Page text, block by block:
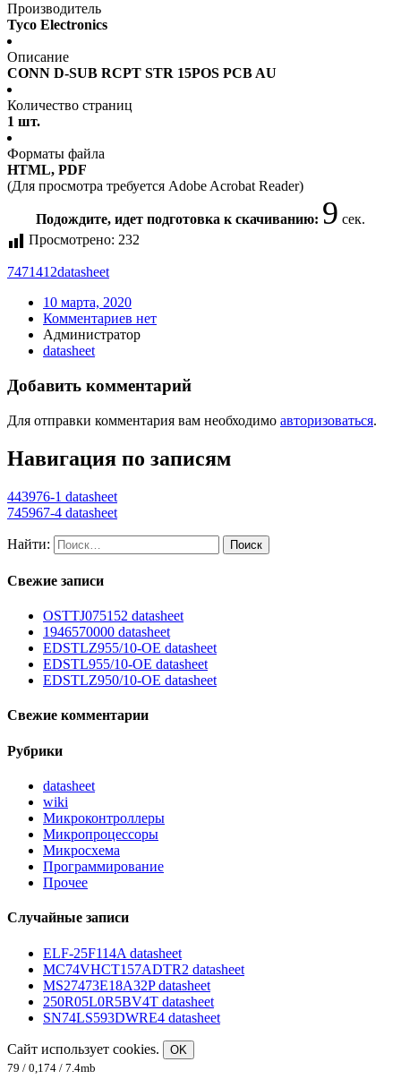
Производитель
Tyco Electronics
Описание
CONN D-SUB RCPT STR 15POS PCB AU
Количество страниц
1 шт.
Форматы файла
HTML, PDF
(Для просмотра требуется Adobe Acrobat Reader)
Подождите, идет подготовка к скачиванию: 9 сек.
Просмотрено: 232
7471412datasheet
10 марта, 2020
Комментариев нет
Администратор
datasheet
Добавить комментарий
Для отправки комментария вам необходимо авторизоваться.
Навигация по записям
443976-1 datasheet
745967-4 datasheet
Найти:
Свежие записи
OSTTJ075152 datasheet
1946570000 datasheet
EDSTLZ955/10-OE datasheet
EDSTL955/10-OE datasheet
EDSTLZ950/10-OE datasheet
Свежие комментарии
Рубрики
datasheet
wiki
Микроконтроллеры
Микропроцессоры
Микросхема
Программирование
Прочее
Случайные записи
ELF-25F114A datasheet
MC74VHCT157ADTR2 datasheet
MS27473E18A32P datasheet
250R05L0R5BV4T datasheet
SN74LS593DWRE4 datasheet
Сайт использует cookies.
OK
79 / 0,174 / 7.4mb